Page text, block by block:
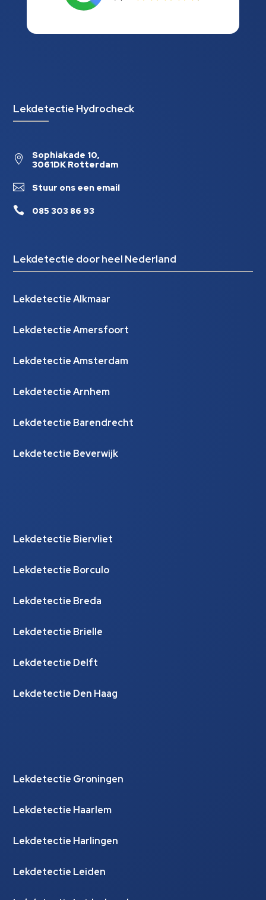
Lekdetectie Hydrocheck

Sophiakade 10,
3061DK Rotterdam
 Stuur ons een email
 085 303 86 93
Lekdetectie door heel Nederland
Lekdetectie Alkmaar
Lekdetectie Amersfoort
Lekdetectie Amsterdam
Lekdetectie Arnhem
Lekdetectie Barendrecht
Lekdetectie Beverwijk
Lekdetectie Biervliet
Lekdetectie Borculo
Lekdetectie Breda
Lekdetectie Brielle
Lekdetectie Delft
Lekdetectie Den Haag
Lekdetectie Groningen
Lekdetectie Haarlem
Lekdetectie Harlingen
Lekdetectie Leiden